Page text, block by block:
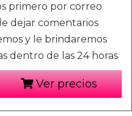
primero por correo
dejar comentarios
y le brindaremos
dentro de las 24 horas
Ver precios